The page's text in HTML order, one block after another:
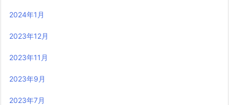
2024年1月
2023年12月
2023年11月
2023年9月
2023年7月